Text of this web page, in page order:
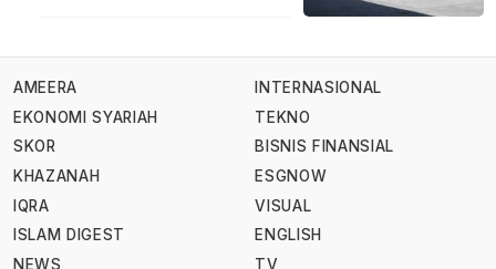
AMEERA
EKONOMI SYARIAH
SKOR
KHAZANAH
IQRA
ISLAM DIGEST
NEWS
INTERNASIONAL
TEKNO
BISNIS FINANSIAL
ESGNOW
VISUAL
ENGLISH
TV